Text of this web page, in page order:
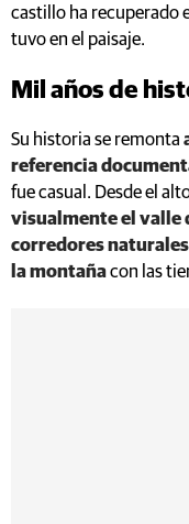
castillo ha recuperado
tuvo en el paisaje.
Mil años de
Su historia se remonta
referencia
fue casual. Desde el
visualmente el valle
corredores
la montañacon las